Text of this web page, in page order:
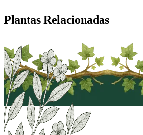
Plantas Relacionadas